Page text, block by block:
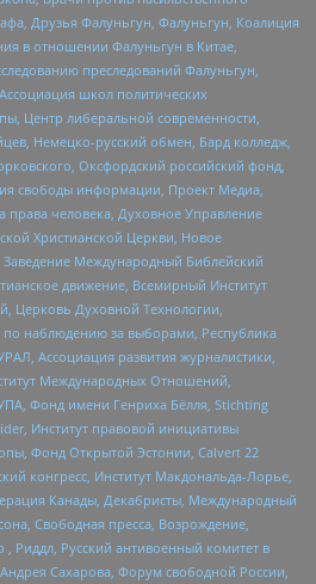
Друзья Фалуньгун, Фалуньгун, Коалиция
в отношении Фалуньгун в Китае,
преследований Фалуньгун,
школ политических
Центр либеральной современности,
Немецко-русский обмен, Бард колледж,
Оксфордский российский фонд,
свободы информации, Проект Медиа,
права человека, Духовное Управление
Христианской Церкви, Новое
Международный Библейский
движение, Всемирный Институт
Церковь Духовной Технологии,
по наблюдению за выборами, Республика
Ассоциация развития журналистики,
Международных Отношений,
Фонд имени Генриха Бёлля, Stichting
Институт правовой инициативы
Фонд Открытой Эстонии, Calvert 22
конгресс, Институт Макдональда-Лорье,
Канады, Декабристы, Международный
Свободная пресса, Возрождение,
, Риддл, Русский антивоенный комитет в
Сахарова, Форум свободной России,